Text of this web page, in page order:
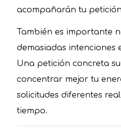
acompañarán tu
También es importante
demasiadas intenciones
Una petición concreta
concentrar mejor tu
solicitudes diferentes
tiempo.